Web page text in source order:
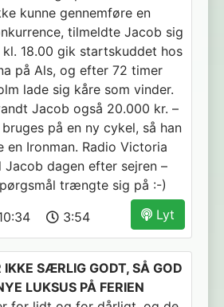
kunne gennemføre en
tilmeldte Jacob sig
kl. 18.00 gik startskuddet hos
på Als, og efter 72 timer
lade sig kåre som vinder.
Jacob også 20.000 kr. –
på en ny cykel, så han
en Ironman. Radio Victoria
Jacob dagen efter sejren –
trængte sig på :-)
Lyt
3:54
IKKE SÆRLIG GODT, SÅ GOD
LUKSUS PÅ FERIEN